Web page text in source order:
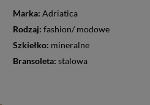
Marka: Adriatica
Rodzaj: fashion/ modowe
Szkiełko: mineralne
Bransoleta: stalowa